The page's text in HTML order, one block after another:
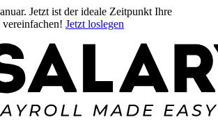
Jetzt ist der ideale Zeitpunkt Ihre
Jetzt loslegen